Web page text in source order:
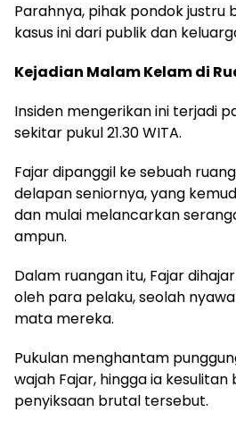
Parahnya, pihak pondok justru
kasus ini dari publik dan
Kejadian Malam Kelam di
Insiden mengerikan ini terjadi
sekitar pukul 21.30 WITA.
Fajar dipanggil ke sebuah
delapan seniornya, yang
dan mulai melancarkan
ampun.
Dalam ruangan itu, Fajar
oleh para pelaku, seolah
mata mereka.
Pukulan menghantam
wajah Fajar, hingga ia
penyiksaan brutal tersebut.